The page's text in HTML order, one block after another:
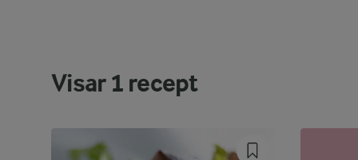
Visar1 recept